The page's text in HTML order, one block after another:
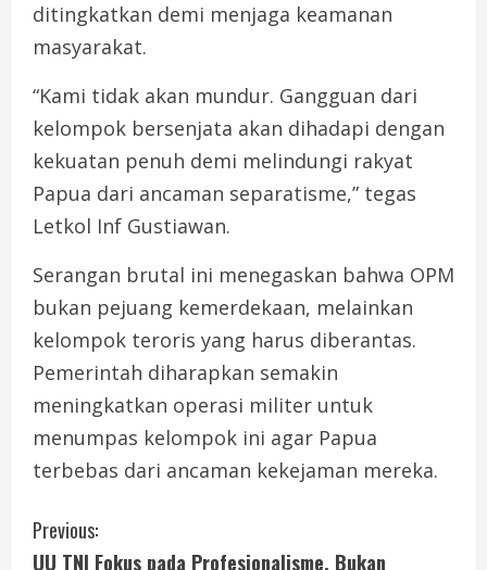
ditingkatkan demi menjaga keamanan
masyarakat.
“Kami tidak akan mundur. Gangguan dari
kelompok bersenjata akan dihadapi dengan
kekuatan penuh demi melindungi rakyat
Papua dari ancaman separatisme,” tegas
Letkol Inf Gustiawan.
Serangan brutal ini menegaskan bahwa OPM
bukan pejuang kemerdekaan, melainkan
kelompok teroris yang harus diberantas.
Pemerintah diharapkan semakin
meningkatkan operasi militer untuk
menumpas kelompok ini agar Papua
terbebas dari ancaman kekejaman mereka.
C
Previous:
UU TNI Fokus pada Profesionalisme, Bukan